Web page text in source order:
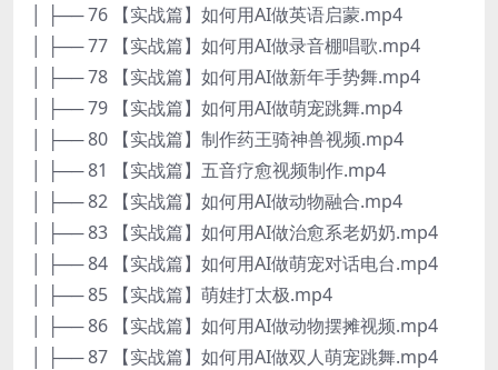
│ ├── 76 【实战篇】如何用AI做英语启蒙.mp4
│ ├── 77 【实战篇】如何用AI做录音棚唱歌.mp4
│ ├── 78 【实战篇】如何用AI做新年手势舞.mp4
│ ├── 79 【实战篇】如何用AI做萌宠跳舞.mp4
│ ├── 80 【实战篇】制作药王骑神兽视频.mp4
│ ├── 81 【实战篇】五音疗愈视频制作.mp4
│ ├── 82 【实战篇】如何用AI做动物融合.mp4
│ ├── 83 【实战篇】如何用AI做治愈系老奶奶.mp4
│ ├── 84 【实战篇】如何用AI做萌宠对话电台.mp4
│ ├── 85 【实战篇】萌娃打太极.mp4
│ ├── 86 【实战篇】如何用AI做动物摆摊视频.mp4
│ ├── 87 【实战篇】如何用AI做双人萌宠跳舞.mp4